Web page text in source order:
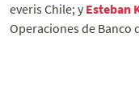
everis Chile; y Esteban
Operaciones de Banco